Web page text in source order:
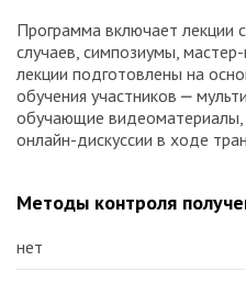
Программа включает лекции
случаев, симпозиумы, мастер-
лекции подготовлены на
обучения участников ⎼
обучающие видеоматериалы,
онлайн-дискуссии в ходе
Методы контроля
нет